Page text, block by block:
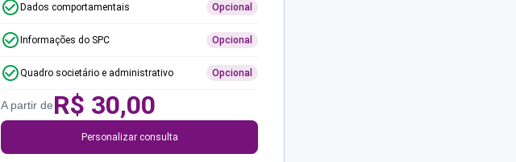
Dados comportamentais Opcional
Informações do SPC Opcional
Quadro societário e administrativo Opcional
A partir deR$ 30,00
Personalizar consulta